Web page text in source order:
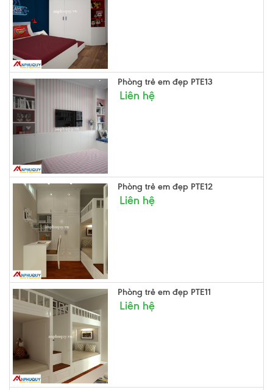
Phòng trẻ em đẹp PTE13
Liên hệ
Phòng trẻ em đẹp PTE12
Liên hệ
Phòng trẻ em đẹp PTE11
Liên hệ